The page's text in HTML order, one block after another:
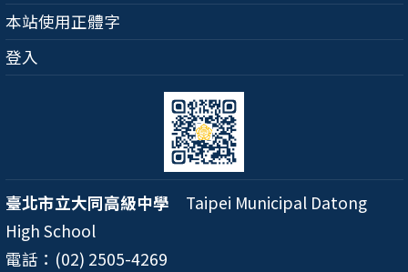
本站使用正體字
登入
臺北市立大同高級中學 Taipei Municipal Datong
High School
電話：(02) 2505-4269